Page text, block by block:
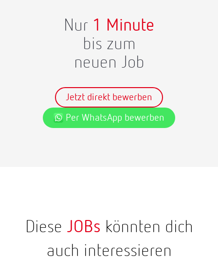
Nur 1 Minute
bis zum
neuen Job
Jetzt direkt bewerben
Per WhatsApp bewerben
Diese JOBs könnten dich
auch interessieren